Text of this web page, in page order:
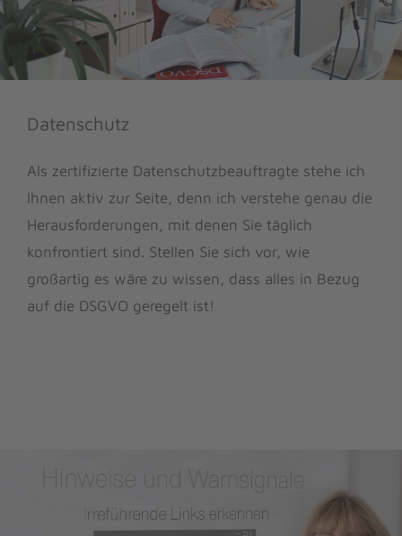
Datenschutz
Als zertifizierte Datenschutzbeauftragte stehe ich
Ihnen aktiv zur Seite, denn ich verstehe genau die
Herausforderungen, mit denen Sie täglich
konfrontiert sind. Stellen Sie sich vor, wie
großartig es wäre zu wissen, dass alles in Bezug
auf die DSGVO geregelt ist!